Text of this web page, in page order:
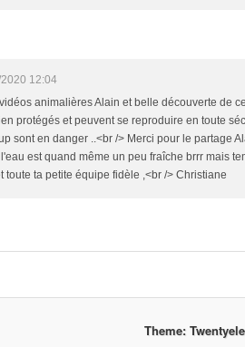
12:04
animalières Alain et belle découverte de
protégés et peuvent se reproduire en toute
sont en danger ..<br /> Merci pour le partage
est quand même un peu fraîche brrr mais
toute ta petite équipe fidèle ,<br /> Christiane
Theme: